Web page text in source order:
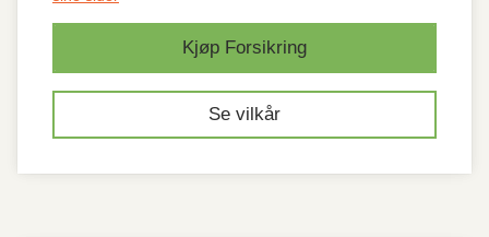
Kjøp Forsikring
Se vilkår